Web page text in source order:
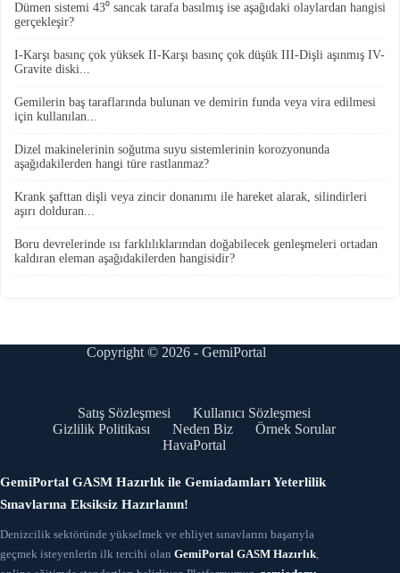
Dümen sistemi 43⁰ sancak tarafa basılmış ise aşağıdaki olaylardan hangisi
gerçekleşir?
I-Karşı basınç çok yüksek II-Karşı basınç çok düşük III-Dişli aşınmış IV-
Gravite diski...
Gemilerin baş taraflarında bulunan ve demirin funda veya vira edilmesi
için kullanılan...
Dizel makinelerinin soğutma suyu sistemlerinin korozyonunda
aşağıdakilerden hangi türe rastlanmaz?
Krank şafttan dişli veya zincir donanımı ile hareket alarak, silindirleri
aşırı dolduran...
Boru devrelerinde ısı farklılıklarından doğabilecek genleşmeleri ortadan
kaldıran eleman aşağıdakilerden hangisidir?
Copyright © 2026 - GemiPortal
Satış Sözleşmesi
Kullanıcı Sözleşmesi
Gizlilik Politikası
Neden Biz
Örnek Sorular
HavaPortal
GemiPortal GASM Hazırlık ile Gemiadamları Yeterlilik
Sınavlarına Eksiksiz Hazırlanın!
Denizcilik sektöründe yükselmek ve ehliyet sınavlarını başarıyla
geçmek isteyenlerin ilk tercihi olan GemiPortal GASM Hazırlık